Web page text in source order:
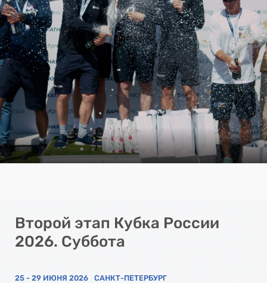
Второй этап Кубка России
2026. Суббота
25 - 29 ИЮНЯ 2026 САНКТ-ПЕТЕРБУРГ